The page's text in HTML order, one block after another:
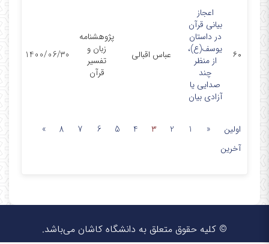
۶۰
اعجاز
بیانی قرآن
در داستان
یوسف(ع)،
از منظر
چند
صدایی یا
آزادی بیان
عباس اقبالی
پژوهشنامه
زبان و
تفسیر
قرآن
1400/06/30
اولین «
1
2
3
4
5
6
7
8
»
آخرین
© کلیه حقوق متعلق به دانشگاه کاشان می‌باشد.